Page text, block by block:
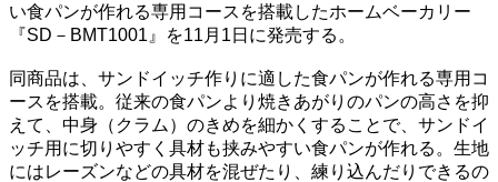
い食パンが作れる専用コースを搭載したホームベーカリー
『SD－BMT1001』を11月1日に発売する。
同商品は、サンドイッチ作りに適した食パンが作れる専用コ
ースを搭載。従来の食パンより焼きあがりのパンの高さを抑
えて、中身（クラム）のきめを細かくすることで、サンドイ
ッチ用に切りやすく具材も挟みやすい食パンが作れる。生地
にはレーズンなどの具材を混ぜたり、練り込んだりできるの